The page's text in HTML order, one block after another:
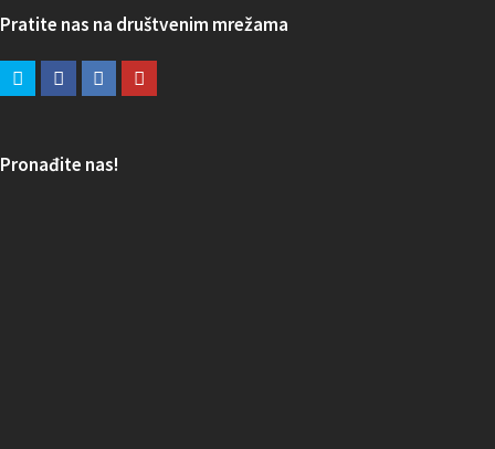
Pratite nas na društvenim mrežama
Pronađite nas!